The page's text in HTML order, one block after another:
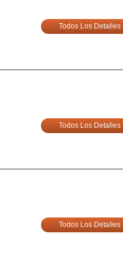
Todos Los Detalles
Todos Los Detalles
Todos Los Detalles